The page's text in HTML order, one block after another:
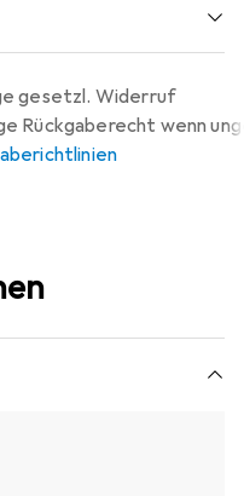
gesetzl. Widerruf
Rückgaberecht wenn